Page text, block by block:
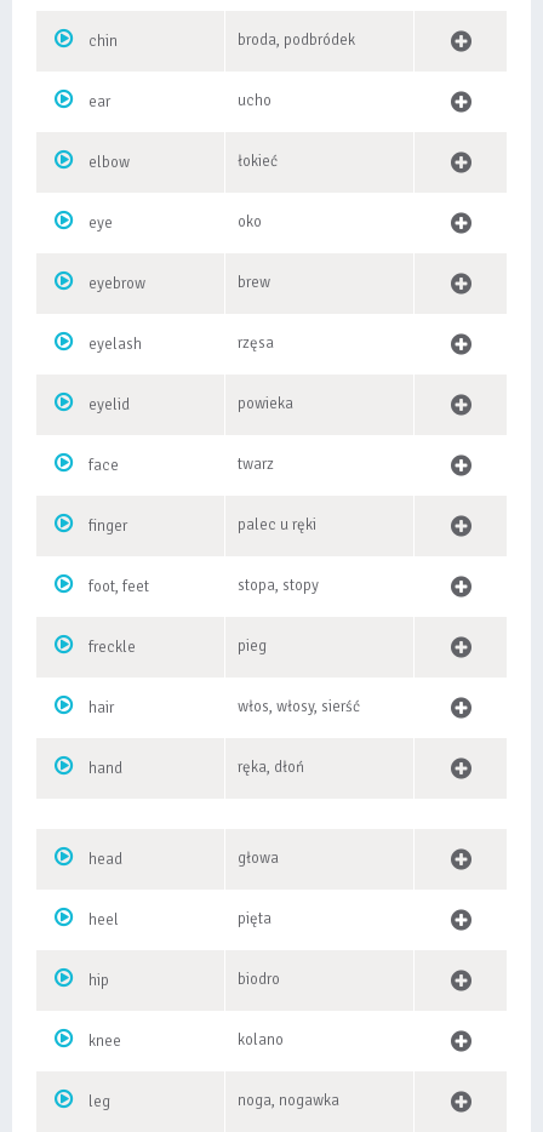
chin broda, podbródek
ear ucho
elbow łokieć
eye oko
eyebrow brew
eyelash rzęsa
eyelid powieka
face twarz
finger palec u ręki
foot, feet stopa, stopy
freckle pieg
hair włos, włosy, sierść
hand ręka, dłoń
head głowa
heel pięta
hip biodro
knee kolano
leg noga, nogawka